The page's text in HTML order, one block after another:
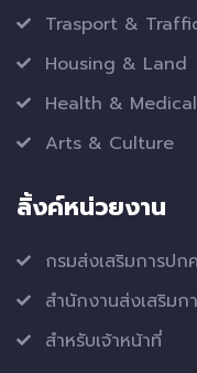
Trasport &
Housing & Land
Health & Medical
Arts & Culture
ลิ้งค์หน่วยงาน
กรมส่งเสริมการป
สำนักงานส่งเสริม
สำหรับเจ้าหน้าที่